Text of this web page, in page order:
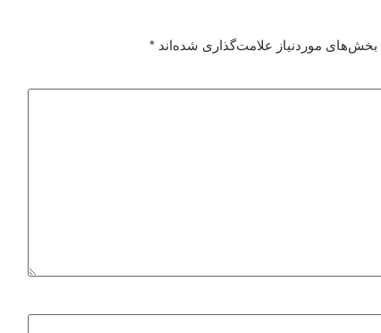
بخش‌های موردنیاز علامت‌گذاری شده‌اند *